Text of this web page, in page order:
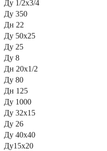
Ду 1/2х3/4
Ду 350
Дн 22
Ду 50х25
Ду 25
Ду 8
Дн 20х1/2
Ду 80
Дн 125
Ду 1000
Ду 32х15
Ду 26
Ду 40х40
Ду15х20